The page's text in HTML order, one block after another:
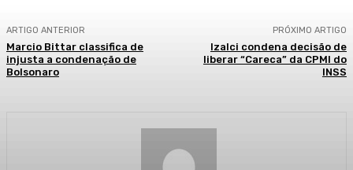
ARTIGO ANTERIOR
Marcio Bittar classifica de
injusta a condenação de
Bolsonaro
PRÓXIMO ARTIGO
Izalci condena decisão de
liberar “Careca” da CPMI do
INSS